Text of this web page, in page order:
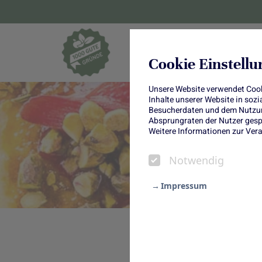
Cookie
Unsere Website verwendet
Inhalte unserer Website in
Besucherdaten und dem
Absprungraten der Nutzer
Weitere Informationen zur
Notwendig
Impressum
Rhabarber – das ist für viele